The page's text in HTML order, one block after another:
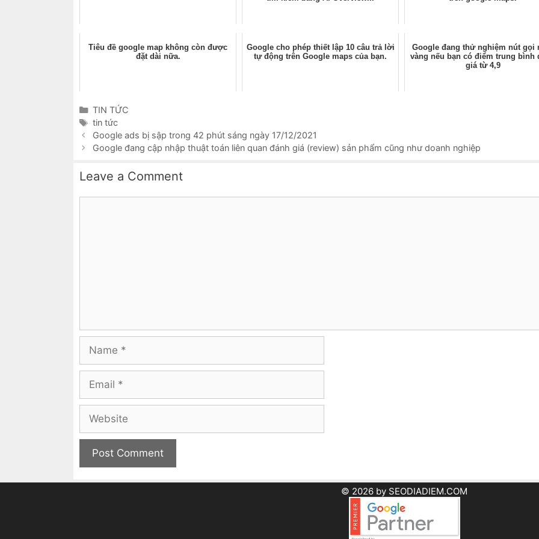
Tiêu đề google map không còn được
đặt dài nữa.
Google cho phép thiết lập 10 câu trả lời
tự động trên Google maps của bạn.
Google đang thử nghiệm nút gọi
vàng nếu bạn có điểm trung bình
giá từ 4,9
Categories
TIN TỨC
Tags
tin tức
Google ads bị sập trong 42 phút sáng ngày 17/12/2021
Google đang cập nhập thuật toán liên quan đánh giá (review) sản phẩm cũng như doanh nghiệp
Leave a Comment
© 2026 by SEODIADIEM.COM